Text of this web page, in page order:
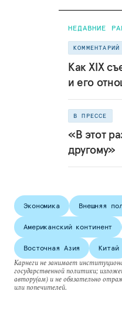
НЕДАВНИЕ
КОММЕНТАРИЙ
Как XIX
и его
В ПРЕССЕ
«В этот
другому»
Экономика Внешняя
Американский континент
Восточная Азия
Китай
Карнеги не занимает
государственной политики;
автору(ам) и не обязательно
или попечителей.